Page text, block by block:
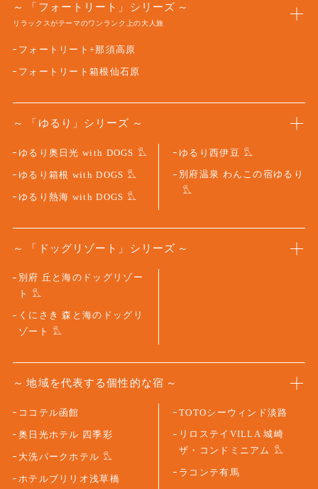
「フォートリート」シリーズ
リラックスがテーマのワンランク上の大人旅
フォートリート+那須高原
フォートリート箱根仙石原
「ゆるり」シリーズ
ゆるり奥日光 with DOGS
ゆるり箱根 with DOGS
ゆるり熱海 with DOGS
ゆるり西伊豆
別府温泉 わんこの宿ゆるり
「ドッグリゾート」シリーズ
別府 丘と海のドッグリゾー
ト
くにさき 森と海のドッグリ
ゾート
地域を代表する個性的な宿
ココテル函館
奥日光ホテル 四季彩
大洗パークホテル
ホテルブリリオ浅草橋
TOTOシーウィンド淡路
リロステイVILLA 城崎
ザ・コンドミニアム
ラコンテ有馬